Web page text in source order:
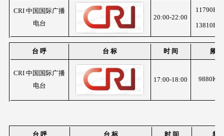
CRI 中国国际广播
电台
20:00-22:00
台 呼 台 标 时 间 频 率
CRI 中国国际广播
电台
17:00-18:00 9880KHz